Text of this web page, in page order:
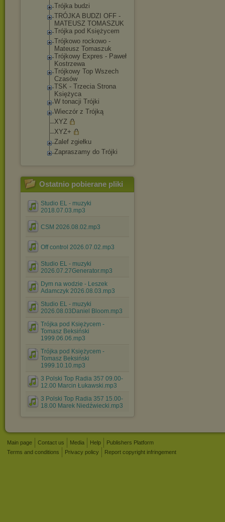
Trójka budzi
TRÓJKA BUDZI OFF -
MATEUSZ TOMASZUK
Trójka pod Księżycem
Trójkowo rockowo -
Mateusz Tomaszuk
Trójkowy Expres - Paweł
Kostrzewa
Trójkowy Top Wszech
Czasów
TSK - Trzecia Strona
Księżyca
W tonacji Trójki
Wieczór z Trójką
XYZ
XYZ+
Zalef zgiełku
Zapraszamy do Trójki
Ostatnio pobierane pliki
Studio EL - muzyki
2018.07.03.mp3
CSM 2026.08.02.mp3
Off control 2026.07.02.mp3
Studio EL - muzyki
2026.07.27Generator.mp3
Dym na wodzie - Leszek
Adamczyk 2026.08.03.mp3
Studio EL - muzyki
2026.08.03Daniel Bloom.mp3
Trójka pod Księżycem -
Tomasz Beksiński
1999.06.06.mp3
Trójka pod Księżycem -
Tomasz Beksiński
1999.10.10.mp3
3 Polski Top Radia 357 09.00-
12.00 Marcin Łukawski.mp3
3 Polski Top Radia 357 15.00-
18.00 Marek Niedźwiecki.mp3
Main page Contact us Media Help
Publishers Platform
Terms and conditions
Privacy policy Report copyright infringement